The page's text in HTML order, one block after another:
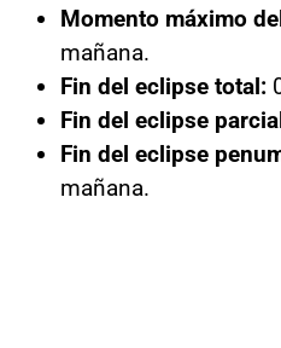
Momento máximo
mañana.
Fin del eclipse total:
Fin del eclipse
Fin del eclipse
mañana.